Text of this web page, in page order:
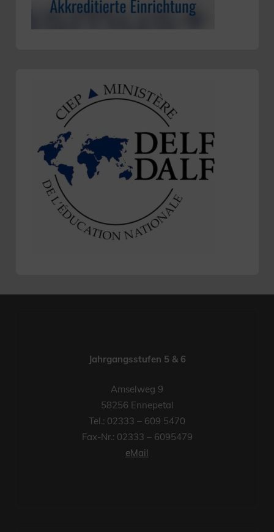
Jahrgangsstufen 5 & 6
Amselweg 9
58256 Ennepetal
Tel.: 02333 – 609 5470
Fax-Nr.: 02333 – 6095479
eMail